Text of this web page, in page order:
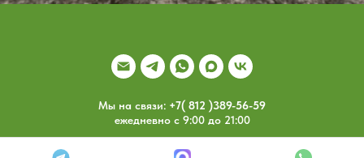
Мы на связи: +7( 812 )389-56-59
ежедневно с 9:00 до 21:00
Вернуться в начало